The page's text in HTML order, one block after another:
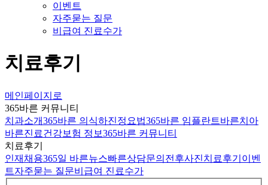
이벤트
자주묻는 질문
비급여 진료수가
치료후기
메인페이지로
365바른 커뮤니티
치과소개365바른 의식하진정요법365바른 임플란트바른치아
바른진료건강보험 정보365바른 커뮤니티
치료후기
인재채용365일 바른뉴스빠른상담문의 전후사진치료후기 이벤
트자주묻는 질문비급여 진료수가